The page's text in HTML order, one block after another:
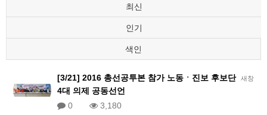
최신
인기
색인
새창
[3/21] 2016 총선공투본 참가 노동ㆍ진보 후보단
4대 의제 공동선언
0
3,180